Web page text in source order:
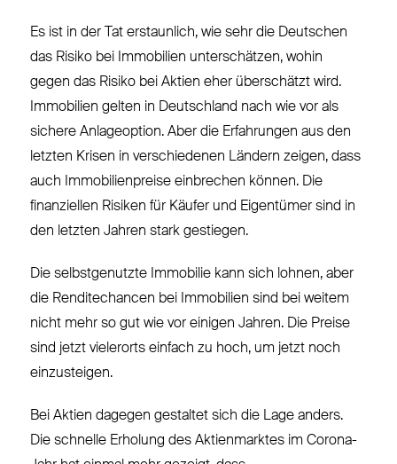
Es ist in der Tat erstaunlich, wie sehr die Deutschen
das Risiko bei Immobilien unterschätzen, wohin
gegen das Risiko bei Aktien eher überschätzt wird.
Immobilien gelten in Deutschland nach wie vor als
sichere Anlageoption. Aber die Erfahrungen aus den
letzten Krisen in verschiedenen Ländern zeigen, dass
auch Immobilienpreise einbrechen können. Die
finanziellen Risiken für Käufer und Eigentümer sind in
den letzten Jahren stark gestiegen.
Die selbstgenutzte Immobilie kann sich lohnen, aber
die Renditechancen bei Immobilien sind bei weitem
nicht mehr so gut wie vor einigen Jahren. Die Preise
sind jetzt vielerorts einfach zu hoch, um jetzt noch
einzusteigen.
Bei Aktien dagegen gestaltet sich die Lage anders.
Die schnelle Erholung des Aktienmarktes im Corona-